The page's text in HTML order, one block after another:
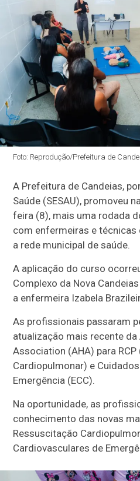
Foto: Reprodução/Prefeitura de
A Prefeitura de Candeias,
Saúde (SESAU), promoveu
feira (8), mais uma rodada
com enfermeiras e
a rede municipal de saúde.
A aplicação do curso
Complexo da Nova
a enfermeira Izabela
As profissionais passaram
atualização mais recente
Association (AHA) para
Cardiopulmonar) e
Emergência (ECC).
Na oportunidade, as
conhecimento das novas
Ressuscitação
Cardiovasculares de